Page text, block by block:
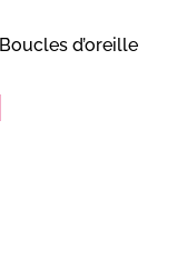
d’oreille